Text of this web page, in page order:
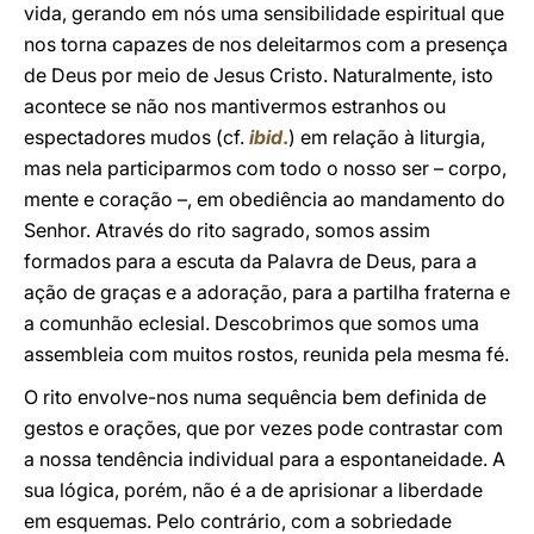
vida, gerando em nós uma sensibilidade espiritual que
nos torna capazes de nos deleitarmos com a presença
de Deus por meio de Jesus Cristo. Naturalmente, isto
acontece se não nos mantivermos estranhos ou
espectadores mudos (cf. ibid.) em relação à liturgia,
mas nela participarmos com todo o nosso ser – corpo,
mente e coração –, em obediência ao mandamento do
Senhor. Através do rito sagrado, somos assim
formados para a escuta da Palavra de Deus, para a
ação de graças e a adoração, para a partilha fraterna e
a comunhão eclesial. Descobrimos que somos uma
assembleia com muitos rostos, reunida pela mesma fé.
O rito envolve-nos numa sequência bem definida de
gestos e orações, que por vezes pode contrastar com
a nossa tendência individual para a espontaneidade. A
sua lógica, porém, não é a de aprisionar a liberdade
em esquemas. Pelo contrário, com a sobriedade